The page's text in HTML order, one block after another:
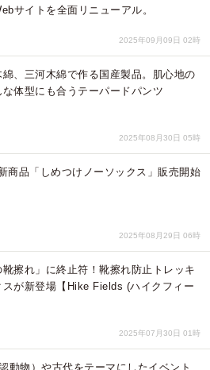
サイトを全面リニューアル。
2025年09月09日 02時
、三河木綿で作る国産製品。肌心地の
な体型にも合うテーパードパンツ
2025年08月30日 05時
商品「しめつけノーソックス」販売開始
2025年08月29日 06時
靴擦れ」に終止符！靴擦れ防止トレッキ
スが新登場【Hike Fields (ハイクフィー
2025年07月30日 01時
動物）や古代をテーマにしたイベント